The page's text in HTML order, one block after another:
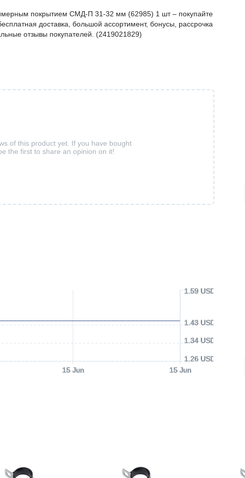
15 Jun 15 Jun
1.26 USD
1.34 USD
1.43 USD
1.59 USD
покрытием СМД-П 31-32 мм (62985) 1 шт – покупайте
доставка, большой ассортимент, бонусы, рассрочка
отзывы покупателей. (2419021829)
of this product yet. If you have bought
the first to share an opinion on it!